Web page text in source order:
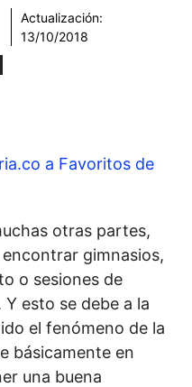
Actualización:
13/10/2018
a Favoritos de
otras partes,
gimnasios,
o sesiones de
esto se debe a la
el fenómeno de la
básicamente en
una buena